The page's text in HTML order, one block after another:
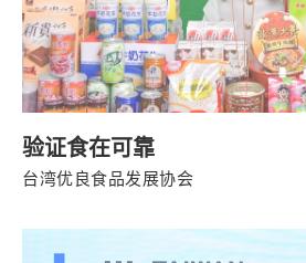
验证食在可靠
台湾优良食品发展协会